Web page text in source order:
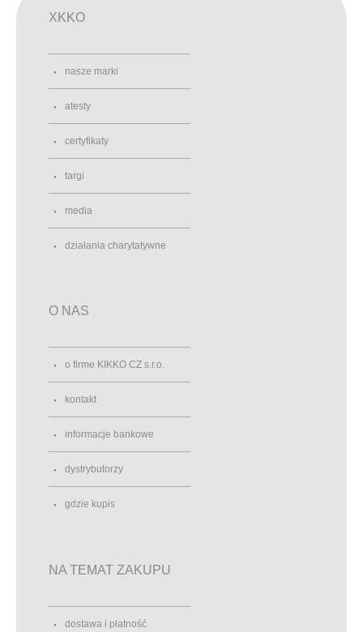
XKKO
nasze marki
atesty
certyfikaty
targi
media
działania charytatywne
O NAS
o firme KIKKO CZ s.r.o.
kontakt
informacje bankowe
dystrybutorzy
gdzie kupis
NA TEMAT ZAKUPU
dostawa i płatność